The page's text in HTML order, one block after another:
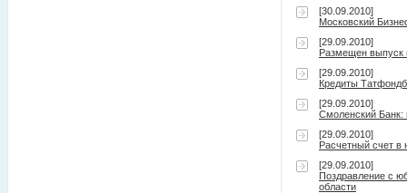
[30.09.2010]
Московский
[29.09.2010]
Размещен выпуск
[29.09.2010]
Кредиты
[29.09.2010]
Смоленский Банк:
[29.09.2010]
Расчетный счет в
[29.09.2010]
Поздравление с
области